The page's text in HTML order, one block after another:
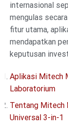
internasional
mengulas
fitur utama,
mendapatkan
keputusan
Aplikasi Mitech
Laboratorium
Tentang Mitech
Universal 3-in-1